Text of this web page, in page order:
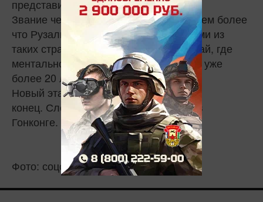
представители из более чем 10 стран.
Звание чемпиона заслужить сложно, тем более
что Рузаль соревновался с участниками из
таких стран, как Тайвань, Гонконг, Китай, где
ментальной арифметикой занимаются уже
более 20 лет!
Новый этап пройден, но это еще не
конец. Следующая олимпиада будет в
Гонконге.
Фото: соцсети